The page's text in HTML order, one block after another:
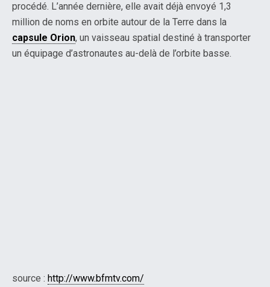
procédé. L’année dernière, elle avait déjà envoyé 1,3
million de noms en orbite autour de la Terre dans la
capsule Orion, un vaisseau spatial destiné à transporter
un équipage d’astronautes au-delà de l’orbite basse.
source : http://www.bfmtv.com/